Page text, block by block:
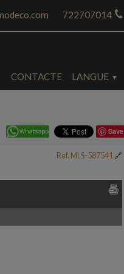
722707014
CONTACTE LANGUE
Save
Ref. MLS-587541 🔗